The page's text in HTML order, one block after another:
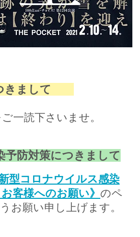
きまして
一読下さいませ。
予防対策につきまして
新型コロナウイルス感染
客様へのお願い》 のペ
お願い申し上げます。